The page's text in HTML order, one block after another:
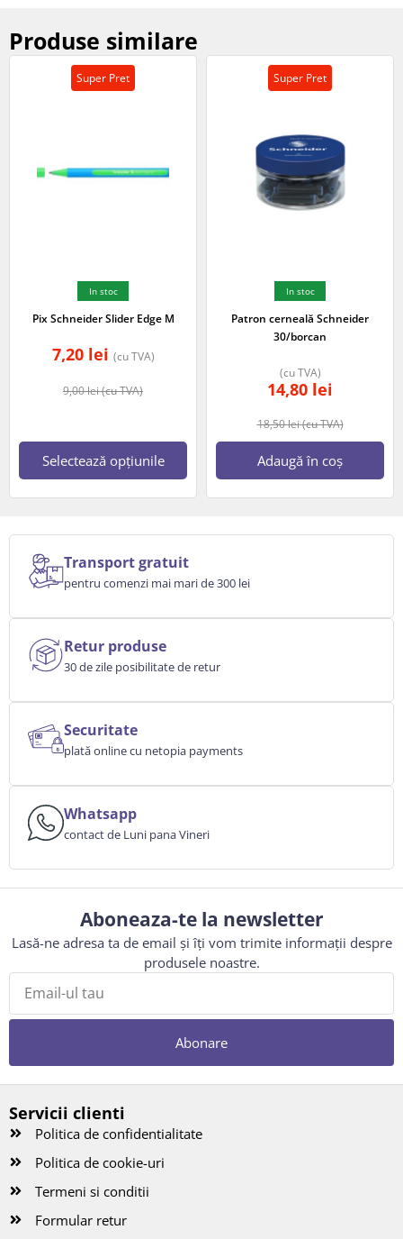
Produse similare
Super Pret
In stoc
Pix Schneider Slider Edge M
9,00lei(cu TVA)
7,20 lei (cu TVA)
Selectează opțiunile
Super Pret
In stoc
Patron cerneală Schneider
30/borcan
18,50lei(cu TVA)
14,80 lei
(cu TVA)
Adaugă în coș
Transport gratuit
pentru comenzi mai mari de 300 lei
Retur produse
30 de zile posibilitate de retur
Securitate
plată online cu netopia payments
Whatsapp
contact de Luni pana Vineri
Aboneaza-te la newsletter
Lasă-ne adresa ta de email și îți vom trimite informații despre
produsele noastre.
Abonare
Servicii clienti
Politica de confidentialitate
Politica de cookie-uri
Termeni si conditii
Formular retur